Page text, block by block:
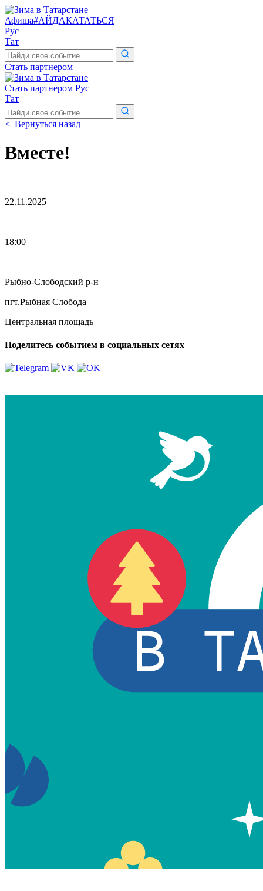
Афиша#АЙДАКАТАТЬСЯ
Рус
Тат
Поиск
по
сайту
Стать партнером
Стать партнером Рус
Тат
Поиск
по
сайту
< Вернуться назад
Вместе!
22.11.2025
18:00
Рыбно-Слободский р-н
пгт.Рыбная Слобода
Центральная площадь
Поделитесь событием в социальных сетях